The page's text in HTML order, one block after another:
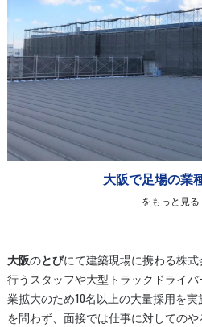
大阪で足場の業
をもっと見
大阪のとびにて建築現場に携わる株
行うスタッフや大型トラックドライ
業拡大のため10名以上の大量採用を
を問わず、面接では仕事に対しての